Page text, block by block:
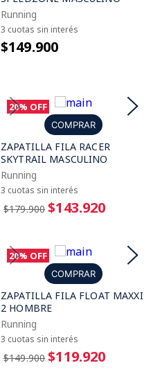
Running
3 cuotas sin interés
$149.900
20% OFF
COMPRAR
ZAPATILLA FILA RACER
SKYTRAIL MASCULINO
Running
3 cuotas sin interés
$179.900 $143.920
20% OFF
COMPRAR
ZAPATILLA FILA FLOAT MAXXI
2 HOMBRE
Running
3 cuotas sin interés
$149.900 $119.920